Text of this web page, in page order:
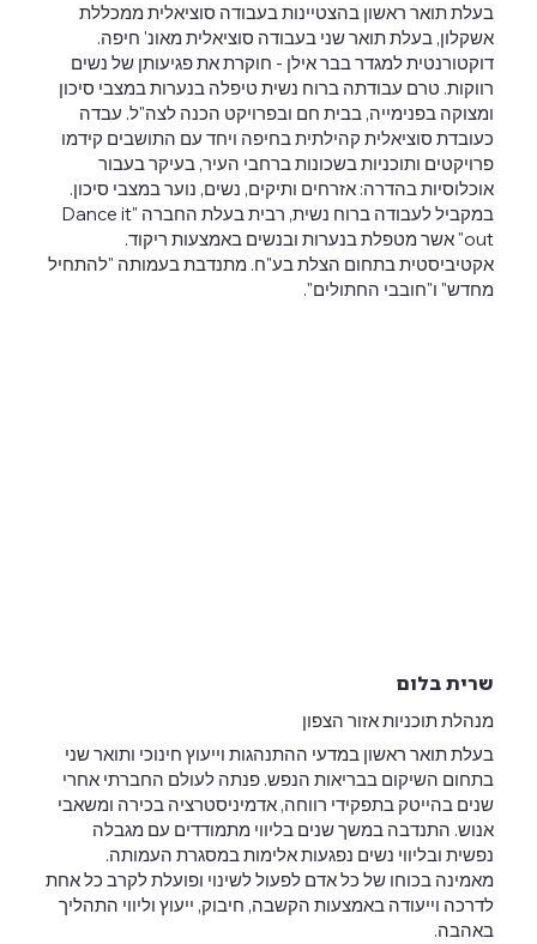
בעלת תואר ראשון בהצטיינות בעבודה סוציאלית ממכללת
אשקלון, בעלת תואר שני בעבודה סוציאלית מאונ' חיפה.
דוקטורנטית למגדר בבר אילן - חוקרת את פגיעותן של נשים
רווקות. טרם עבודתה ברוח נשית טיפלה בנערות במצבי סיכון
ומצוקה בפנימייה, בבית חם ובפרויקט הכנה לצה"ל. עבדה
כעובדת סוציאלית קהילתית בחיפה ויחד עם התושבים קידמו
פרויקטים ותוכניות בשכונות ברחבי העיר, בעיקר בעבור
אוכלוסיות בהדרה: אזרחים ותיקים, נשים, נוער במצבי סיכון.
במקביל לעבודה ברוח נשית, רבית בעלת החברה "Dance it
out" אשר מטפלת בנערות ובנשים באמצעות ריקוד.
אקטיביסטית בתחום הצלת בע"ח. מתנדבת בעמותה "להתחיל
מחדש" ו"חובבי החתולים".
שרית בלום
מנהלת תוכניות אזור הצפון
בעלת תואר ראשון במדעי ההתנהגות וייעוץ חינוכי ותואר שני
בתחום השיקום בבריאות הנפש. פנתה לעולם החברתי אחרי
שנים בהייטק בתפקידי רווחה, אדמיניסטרציה בכירה ומשאבי
אנוש. התנדבה במשך שנים בליווי מתמודדים עם מגבלה
נפשית ובליווי נשים נפגעות אלימות במסגרת העמותה.
מאמינה בכוחו של כל אדם לפעול לשינוי ופועלת לקרב כל אחת
לדרכה וייעודה באמצעות הקשבה, חיבוק, ייעוץ וליווי התהליך
באהבה.